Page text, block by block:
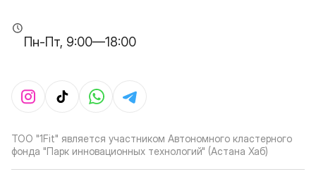
Пн-Пт, 9:00—18:00
ТОО "1Fit" является участником Автономного кластерного
фонда "Парк инновационных технологий" (Астана Хаб)